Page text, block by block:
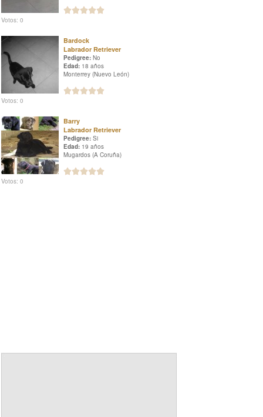
Votos: 0
Bardock
Labrador Retriever
Pedigree: No
Edad: 18 años
Monterrey (Nuevo León)
Votos: 0
Barry
Labrador Retriever
Pedigree: Si
Edad: 19 años
Mugardos (A Coruña)
Votos: 0